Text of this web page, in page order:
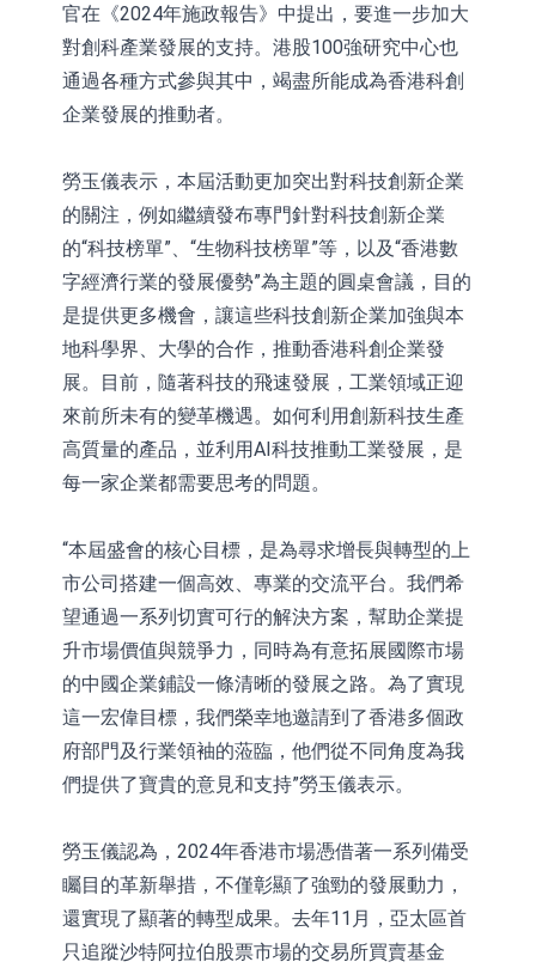
官在《2024年施政報告》中提出，要進一步加大
對創科產業發展的支持。港股100強研究中心也
通過各種方式參與其中，竭盡所能成為香港科創
企業發展的推動者。
勞玉儀表示，本屆活動更加突出對科技創新企業
的關注，例如繼續發布專門針對科技創新企業
的“科技榜單”、“生物科技榜單”等，以及“香港數
字經濟行業的發展優勢”為主題的圓桌會議，目的
是提供更多機會，讓這些科技創新企業加強與本
地科學界、大學的合作，推動香港科創企業發
展。目前，隨著科技的飛速發展，工業領域正迎
來前所未有的變革機遇。如何利用創新科技生產
高質量的產品，並利用AI科技推動工業發展，是
每一家企業都需要思考的問題。
“本屆盛會的核心目標，是為尋求增長與轉型的上
市公司搭建一個高效、專業的交流平台。我們希
望通過一系列切實可行的解決方案，幫助企業提
升市場價值與競爭力，同時為有意拓展國際市場
的中國企業鋪設一條清晰的發展之路。為了實現
這一宏偉目標，我們榮幸地邀請到了香港多個政
府部門及行業領袖的蒞臨，他們從不同角度為我
們提供了寶貴的意見和支持”勞玉儀表示。
勞玉儀認為，2024年香港市場憑借著一系列備受
矚目的革新舉措，不僅彰顯了強勁的發展動力，
還實現了顯著的轉型成果。去年11月，亞太區首
只追蹤沙特阿拉伯股票市場的交易所買賣基金